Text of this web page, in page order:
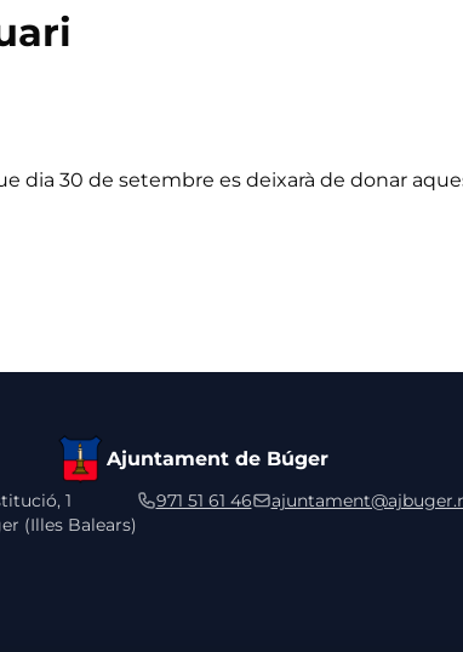
dia 30 de setembre es deixarà de donar
Ajuntament de Búger
1
(Illes Balears)
971 51 61 46